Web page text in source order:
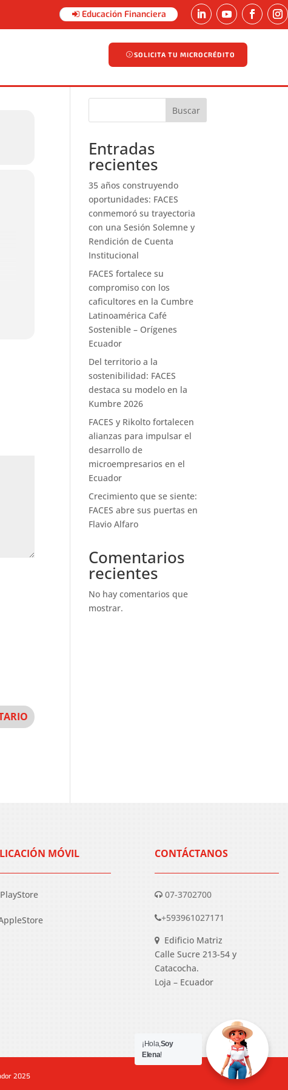
Educación Financiera
SOLICITA TU MICROCRÉDITO
SOLICITA TU MICROCRÉDITO
Buscar
Entradas
recientes
35 años construyendo
oportunidades: FACES
conmemoró su trayectoria
con una Sesión Solemne y
Rendición de Cuenta
Institucional
FACES fortalece su
compromiso con los
caficultores en la Cumbre
Latinoamérica Café
Sostenible – Orígenes
Ecuador
Del territorio a la
sostenibilidad: FACES
destaca su modelo en la
Kumbre 2026
FACES y Rikolto fortalecen
alianzas para impulsar el
desarrollo de
microempresarios en el
Ecuador
Crecimiento que se siente:
FACES abre sus puertas en
Flavio Alfaro
Comentarios
recientes
No hay comentarios que
mostrar.
MÓVIL
PlayStore
CONTÁCTANOS
07-3702700
+593961027171
Edificio Matriz
Calle Sucre 213-54 y
Catacocha.
Loja – Ecuador
2025
¡Hola,Soy
Elena!